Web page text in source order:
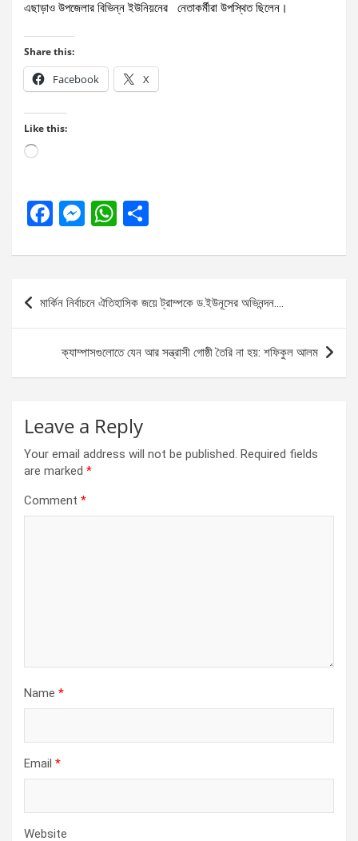
এছাড়াও উপজেলার বিভিন্ন ইউনিয়নের নেতাকর্মীরা উপস্থিত ছিলেন।
Share this:
Facebook X
Like this:
Loading…
F
ce
b
o
o
k
M
se
g
er
W
at
s
A
p
p
ar
e
Post
navigation
মার্কিন নির্বাচনে ঐতিহাসিক জয়ে ট্রাম্পকে ড.ইউনূসের অভিনন্দন….
ক্যাম্পাসগুলোতে যেন আর সন্ত্রাসী গোষ্ঠী তৈরি না হয়: শফিকুল আলম
Leave a Reply
Your email address will not be published. Required fields
are marked *
Comment *
Name *
Email *
Website